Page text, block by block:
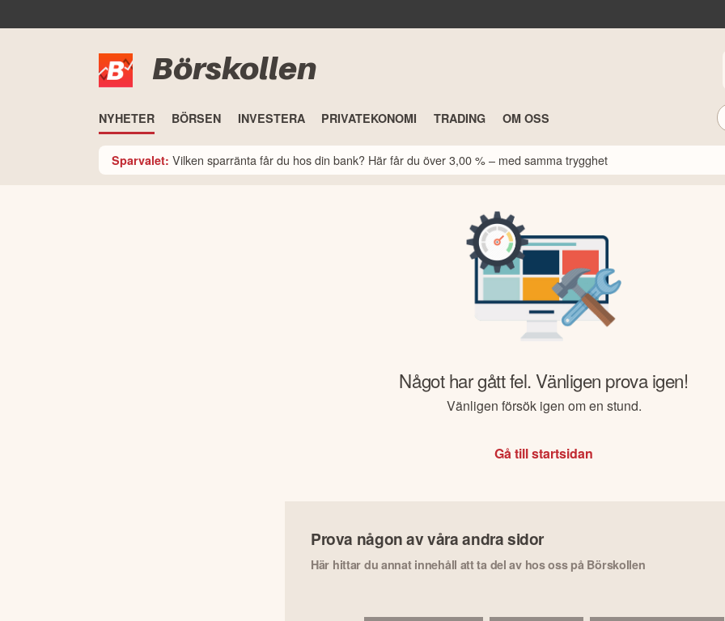
Börskollen
NYHETER BÖRSEN INVESTERA PRIVATEKONOMI TRADING OM OSS
Sparvalet: Vilken sparränta får du hos din bank? Här får du över 3,00 % – med samma trygghet
Något har gått fel. Vänligen prova igen!
Vänligen försök igen om en stund.
Gå till startsidan
Prova någon av våra andra sidor
Här hittar du annat innehåll att ta del av hos oss på Börskollen